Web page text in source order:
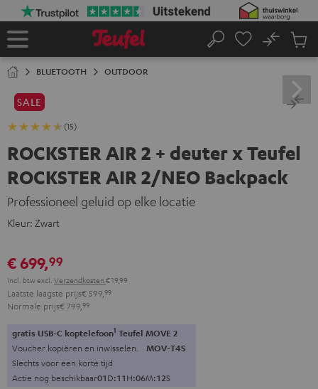
Home
Zoeken
No
BLUETOOTH OUTDOOR
SALE
(15)
ROCKSTER AIR 2 + deuter x Teufel
ROCKSTER AIR 2/NEO Backpack
Professioneel geluid op elke locatie
Kleur: Zwart
€ 699,99
Incl. btwexcl. Verzendkosten € 19,99
Laatste laagste prijs€ 599, 99
Normale prijs€ 799, 99
gratis USB-C koptelefoon1 Teufel MOVE 2
Voucher kopiëren en inwisselen. MOV-T4S
Slechts voor een korte tijd
Actie nog beschikbaar01D:11H:06M:11S